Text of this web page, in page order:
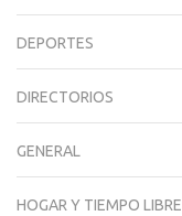
DEPORTES
DIRECTORIOS
GENERAL
HOGAR Y TIEMPO LIBRE